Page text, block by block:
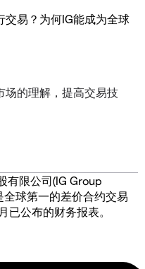
交易？为何IG能成为全球
场的理解，提高交易技
有限公司(IG Group
球第一的差价合约交易
已公布的财务报表。